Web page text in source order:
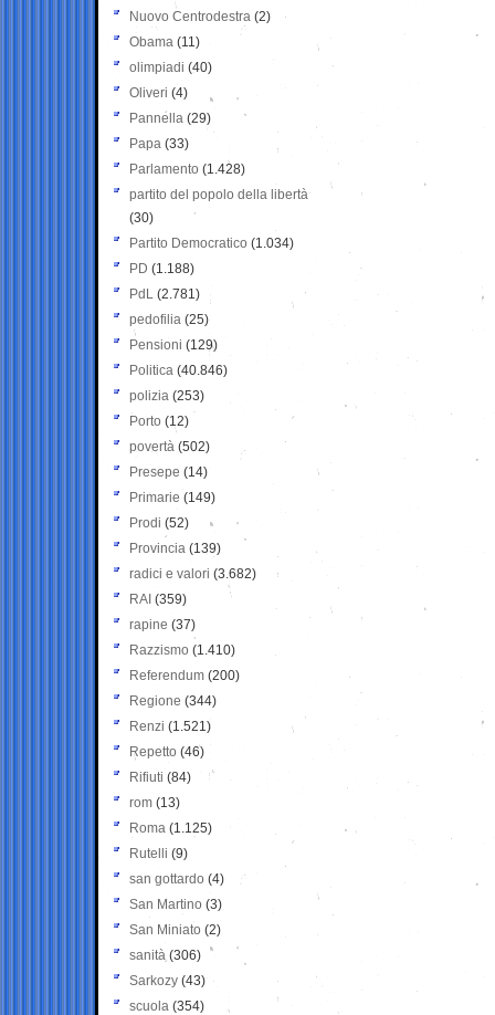
Nuovo Centrodestra (2)
Obama (11)
olimpiadi (40)
Oliveri (4)
Pannella (29)
Papa (33)
Parlamento (1.428)
partito del popolo della libertà
(30)
Partito Democratico (1.034)
PD (1.188)
PdL (2.781)
pedofilia (25)
Pensioni (129)
Politica (40.846)
polizia (253)
Porto (12)
povertà (502)
Presepe (14)
Primarie (149)
Prodi (52)
Provincia (139)
radici e valori (3.682)
RAI (359)
rapine (37)
Razzismo (1.410)
Referendum (200)
Regione (344)
Renzi (1.521)
Repetto (46)
Rifiuti (84)
rom (13)
Roma (1.125)
Rutelli (9)
san gottardo (4)
San Martino (3)
San Miniato (2)
sanità (306)
Sarkozy (43)
scuola (354)